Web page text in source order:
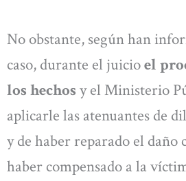
No obstante, según han
caso, durante el juicioel
los hechos y el Ministerio
aplicarle las atenuantes de
y de haber reparado el daño
haber compensado a la